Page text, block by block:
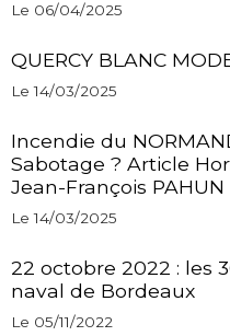
Le 06/04/2025
QUERCY BLANC
Le 14/03/2025
Incendie du
Sabotage ? Article
Jean-François PAHUN
Le 14/03/2025
22 octobre 2022 : les
naval de Bordeaux
Le 05/11/2022